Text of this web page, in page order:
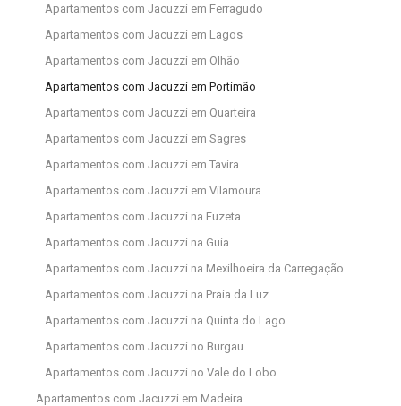
Apartamentos com Jacuzzi em Ferragudo
Apartamentos com Jacuzzi em Lagos
Apartamentos com Jacuzzi em Olhão
Apartamentos com Jacuzzi em Portimão
Apartamentos com Jacuzzi em Quarteira
Apartamentos com Jacuzzi em Sagres
Apartamentos com Jacuzzi em Tavira
Apartamentos com Jacuzzi em Vilamoura
Apartamentos com Jacuzzi na Fuzeta
Apartamentos com Jacuzzi na Guia
Apartamentos com Jacuzzi na Mexilhoeira da Carregação
Apartamentos com Jacuzzi na Praia da Luz
Apartamentos com Jacuzzi na Quinta do Lago
Apartamentos com Jacuzzi no Burgau
Apartamentos com Jacuzzi no Vale do Lobo
Apartamentos com Jacuzzi em Madeira